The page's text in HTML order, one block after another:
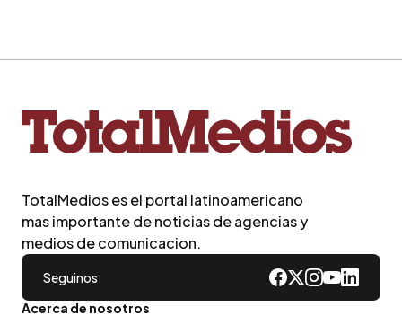
TotalMedios es el portal latinoamericano
mas importante de noticias de agencias y
medios de comunicacion.
Seguinos
Acerca de nosotros